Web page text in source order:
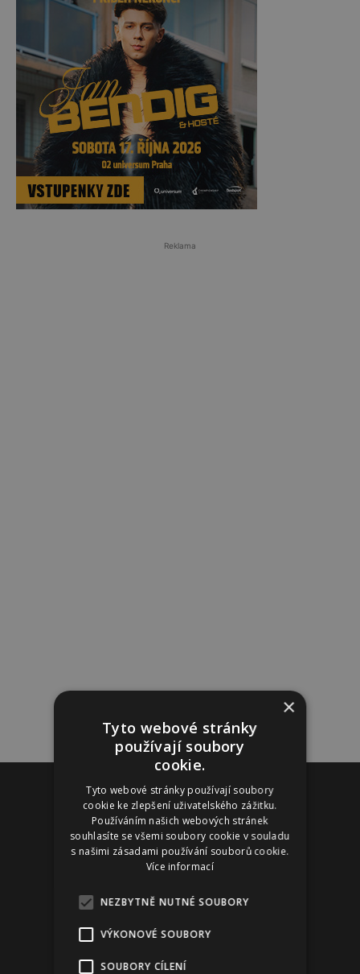
Reklama
×
Tyto webové stránky
používají soubory
cookie.
Tyto webové stránky používají soubory
cookie ke zlepšení uživatelského zážitku.
Používáním našich webových stránek
souhlasíte se všemi soubory cookie v souladu
s našimi zásadami používání souborů cookie.
Více informací
NEZBYTNĚ NUTNÉ SOUBORY
VÝKONOVÉ SOUBORY
SOUBORY CÍLENÍ